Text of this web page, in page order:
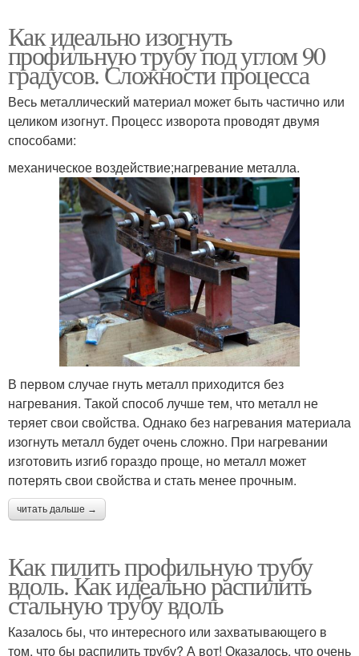
Как идеально изогнуть
профильную трубу под углом 90
градусов. Сложности процесса
Весь металлический материал может быть частично или
целиком изогнут. Процесс изворота проводят двумя
способами:
механическое воздействие;нагревание металла.
В первом случае гнуть металл приходится без
нагревания. Такой способ лучше тем, что металл не
теряет свои свойства. Однако без нагревания материала
изогнуть металл будет очень сложно. При нагревании
изготовить изгиб гораздо проще, но металл может
потерять свои свойства и стать менее прочным.
читать дальше →
Как пилить профильную трубу
вдоль. Как идеально распилить
стальную трубу вдоль
Казалось бы, что интересного или захватывающего в
том, что бы распилить трубу? А вот! Оказалось, что очень